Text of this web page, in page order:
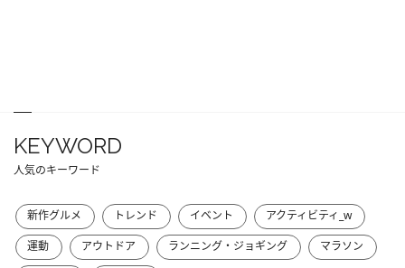
KEYWORD
人気のキーワード
新作グルメ トレンド イベント
アクティビティ_w
運動
アウトドア ランニング・ジョギング
マラソン